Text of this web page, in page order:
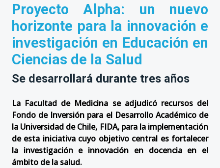
Proyecto Alpha: un nuevo
horizonte para la innovación e
investigación en Educación en
Ciencias de la Salud
Se desarrollará durante tres años
La Facultad de Medicina se adjudicó recursos del
Fondo de Inversión para el Desarrollo Académico de
la Universidad de Chile, FIDA, para la implementación
de esta iniciativa cuyo objetivo central es fortalecer
la investigación e innovación en docencia en el
ámbito de la salud.